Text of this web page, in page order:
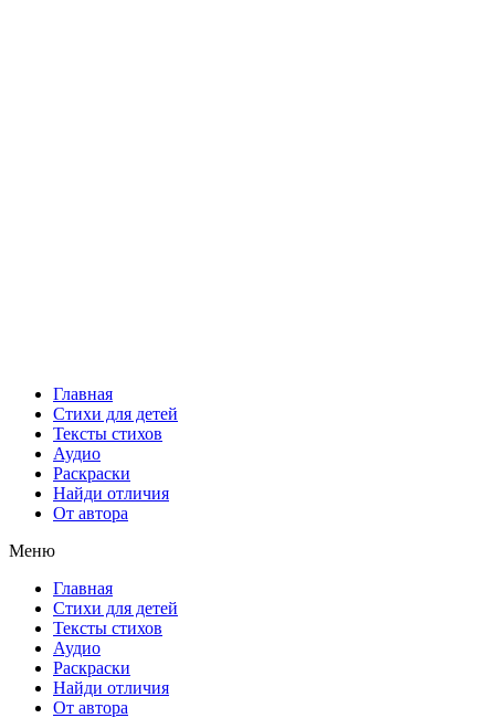
Главная
Стихи для детей
Тексты стихов
Аудио
Раскраски
Найди отличия
От автора
Меню
Главная
Стихи для детей
Тексты стихов
Аудио
Раскраски
Найди отличия
От автора